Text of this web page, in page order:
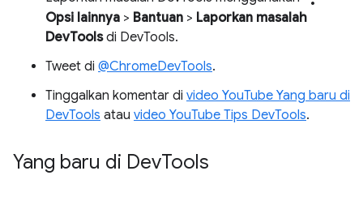
Opsi lainnya > Bantuan > Laporkan masalah
DevToolsdi DevTools.
Tweet di @ChromeDevTools.
Tinggalkan komentar di video YouTube Yang baru di
DevTools atau video YouTube Tips DevTools.
Yang baru di DevTools